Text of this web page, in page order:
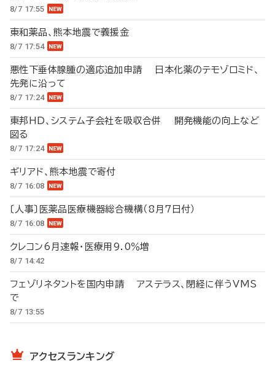
8/7 17:55
東和薬品、熊本地震で義援金
8/7 17:54
悪性下垂体腺腫の適応追加申請 日本化薬のテモゾロミド、
先発に沿って
8/7 17:24
東邦HD、システム子会社を吸収合併 開発機能の向上など
図る
8/7 17:24
ギリアド、熊本地震で寄付
8/7 16:08
〔人事〕医薬品医療機器総合機構（8月7日付）
8/7 16:08
クレコン6月速報・医療用9.0％増
8/7 14:42
フェゾリネタントを国内申請 アステラス、閉経に伴うVMS
で
8/7 13:55
アクセスランキング